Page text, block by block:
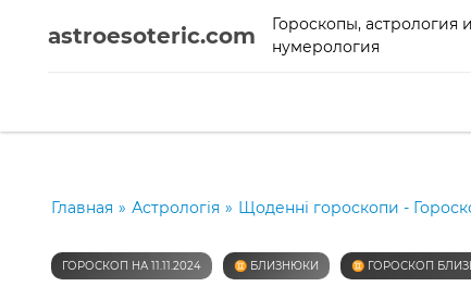
astroesoteric.com
Гороскопы, астрология и
нумерология
Главная » Астрологія » Щоденні гороскопи -
ГОРОСКОП НА 11.11.2024 ♊️ БЛИЗНЮКИ ♊️ ГОРОСКОП